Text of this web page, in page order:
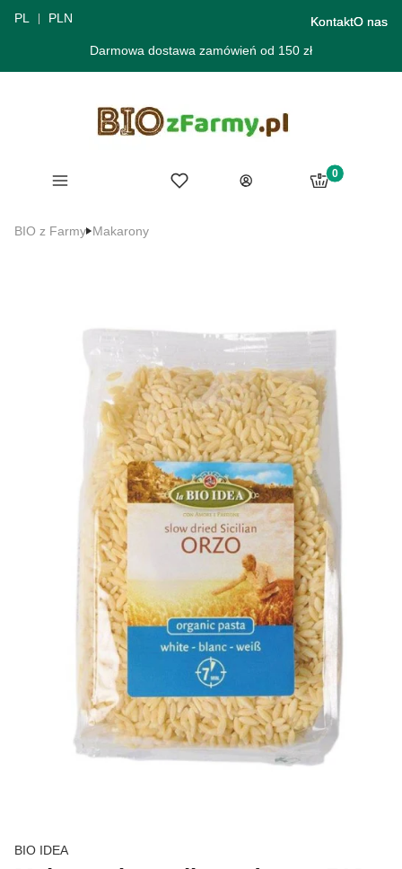
PL PLN KontaktO nas
Darmowa dostawa zamówień od 150 zł
Menu Ulubione
Zaloguj się
Produkty w
Koszyk
BIO z Farmy Makarony
BIO IDEA